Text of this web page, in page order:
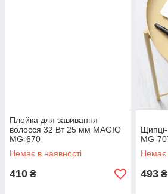
Плойка для завивання
волосся 32 Вт 25 мм MAGIO
MG-670
Немає в наявності
410 ₴
МG-
Немає
493 ₴